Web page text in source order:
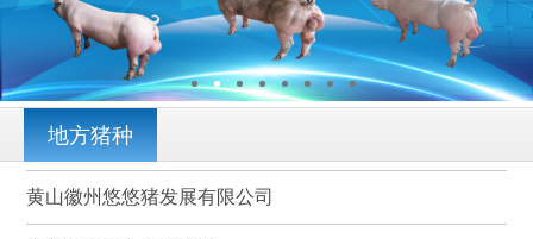
地方猪种
黄山徽州悠悠猪发展有限公司